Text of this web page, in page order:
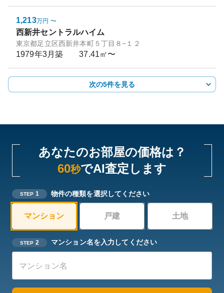
1,213万円 〜
西新井セントラルハイム
東京都足立区西新井本町５丁目８−１２
1979年3月築 37.41㎡〜
次の5件を見る
あなたのお部屋の価格は？
60秒でAI査定します
STEP 1 物件の種類を選択してください
マンション 戸建 土地
STEP 2 マンション名を入力してください